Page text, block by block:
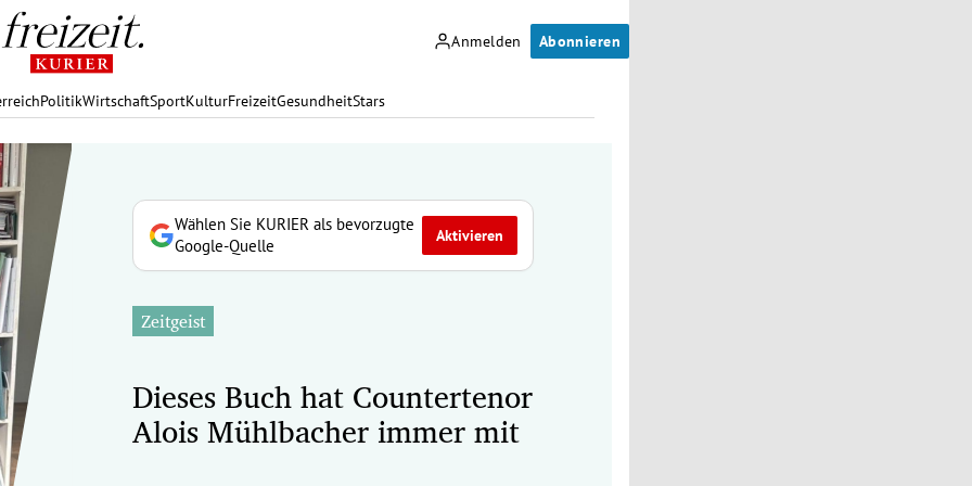
Anmelden Abonnieren
PolitikWirtschaftSportKulturFreizeitGesundheitStars
Wählen Sie KURIER als bevorzugte
Google-Quelle
Aktivieren
Zeitgeist
Dieses Buch hat Countertenor
Alois Mühlbacher immer mit